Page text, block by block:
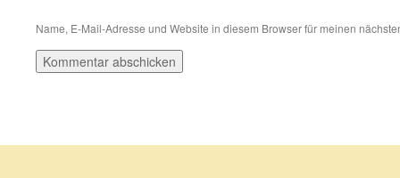
Name, E-Mail-Adresse und Website in diesem Browser für meinen